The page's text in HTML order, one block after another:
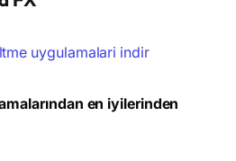
en iyilerinden